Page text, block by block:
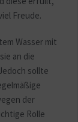
Freude.
Wasser mit
an die
sollte
der
Rolle